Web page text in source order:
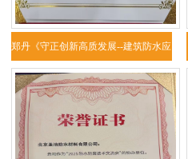
郑丹《守正创新高质发展--建筑防水应
用技